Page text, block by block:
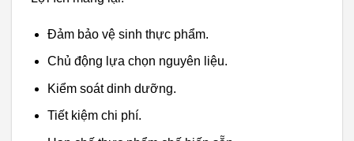
Đảm bảo vệ sinh thực phẩm.
Chủ động lựa chọn nguyên liệu.
Kiểm soát dinh dưỡng.
Tiết kiệm chi phí.